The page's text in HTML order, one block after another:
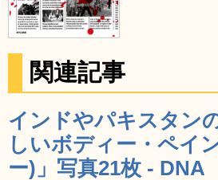
関連記事
インドやパキスタン
しいボディー・ペイ
ー)」写真21枚 - DNA